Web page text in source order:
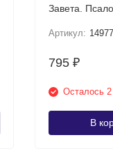
Завета.
Артикул: 14977
795₽
Осталось
В